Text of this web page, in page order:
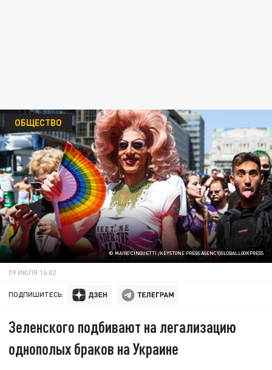
© MAIRO CINQUETTI /KEYSTONE PRESS AGENCY/GLOBALLOOKPRESS
ОБЩЕСТВО
09 ИЮЛЯ 16:02
ПОДПИШИТЕСЬ:
Зеленского подбивают на легализацию
однополых браков на Украине